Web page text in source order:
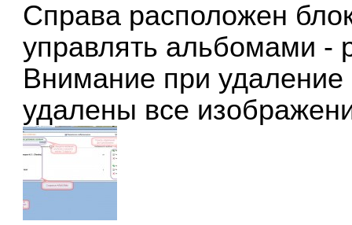
Справа расположен
управлять альбомами -
Внимание при
удалены все